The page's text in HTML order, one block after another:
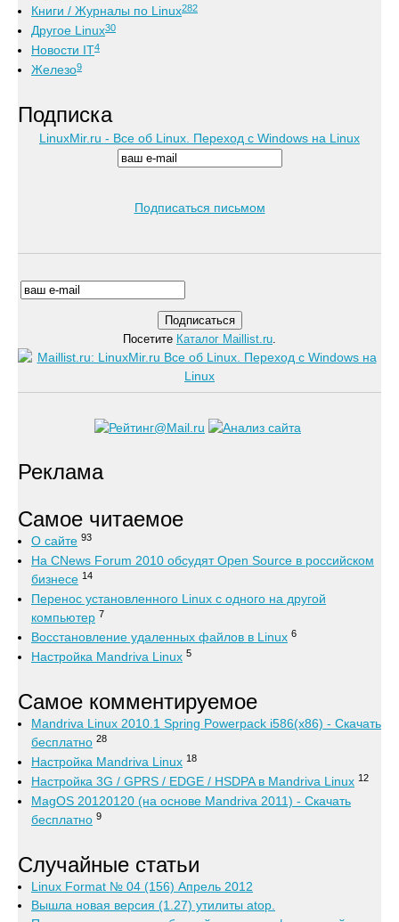
Книги / Журналы по Linux282
Другое Linux30
Новости IT4
Железо9
Подписка
LinuxMir.ru - Все об Linux. Переход с Windows на Linux
Подписаться письмом
Посетите Каталог Maillist.ru.
Реклама
Самое читаемое
О сайте 93
На CNews Forum 2010 обсудят Open Source в российском
бизнесе 14
Перенос установленного Linux с одного на другой
компьютер 7
Восстановление удаленных файлов в Linux 6
Настройка Mandriva Linux 5
Самое комментируемое
Mandriva Linux 2010.1 Spring Powerpack i586(x86) - Скачать
бесплатно 28
Настройка Mandriva Linux 18
Настройка 3G / GPRS / EDGE / HSDPA в Mandriva Linux 12
MagOS 20120120 (на основе Mandriva 2011) - Скачать
бесплатно 9
Случайные статьи
Linux Format № 04 (156) Апрель 2012
Вышла новая версия (1.27) утилиты atop.